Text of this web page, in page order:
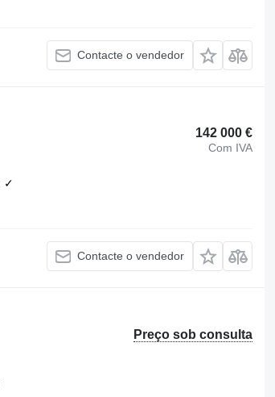
Contacte o vendedor
142 000 €
Com IVA
✓
Contacte o vendedor
Preço sob consulta